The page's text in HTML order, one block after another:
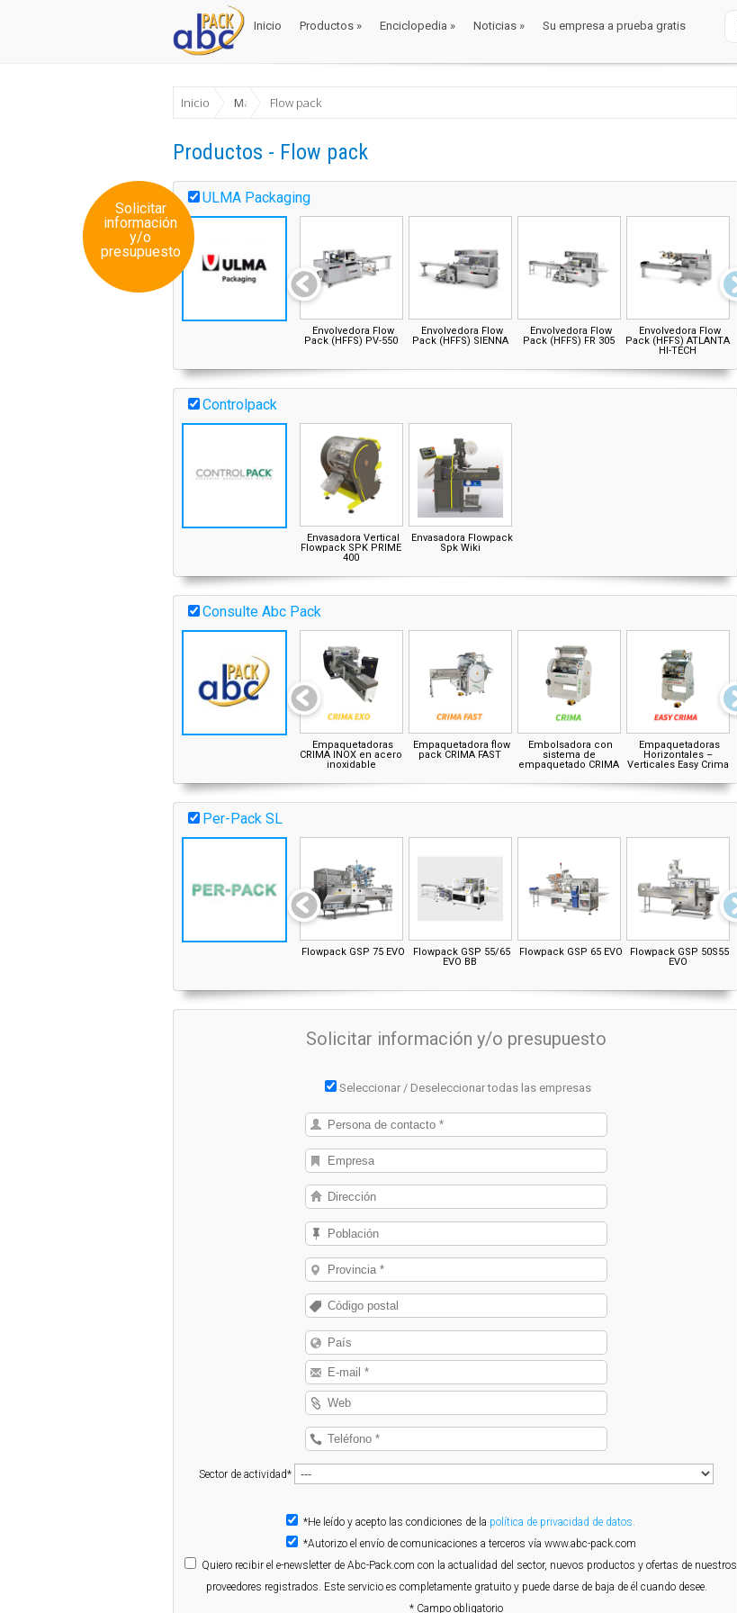
Inicio Productos » Enciclopedia » Noticias » Su empresa a prueba gratis
Inicio Máquinas Envase y Embalaje
Flow pack
Productos - Flow pack
Solicitar
información
y/o
presupuesto
ULMA Packaging
Envolvedora Flow
Pack (HFFS) PV-550
Envolvedora Flow
Pack (HFFS) SIENNA
Envolvedora Flow
Pack (HFFS) FR 305
Envolvedora Flow
Pack (HFFS) ATLANTA
HI-TECH
Controlpack
Envasadora Vertical
Flowpack SPK PRIME
400
Envasadora Flowpack
Spk Wiki
Consulte Abc Pack
Empaquetadoras
CRIMA INOX en acero
inoxidable
Empaquetadora flow
pack CRIMA FAST
Embolsadora con
sistema de
empaquetado CRIMA
Empaquetadoras
Horizontales –
Verticales Easy Crima
Per-Pack SL
Flowpack GSP 75 EVO
Flowpack GSP 55/65
EVO BB
Flowpack GSP 65 EVO
Flowpack GSP 50S55
EVO
Solicitar información y/o presupuesto
Seleccionar / Deseleccionar todas las empresas
Sector de actividad*
*He leído y acepto las condiciones de la política de privacidad de datos.
*Autorizo el envío de comunicaciones a terceros vía www.abc-pack.com
Quiero recibir el e-newsletter de Abc-Pack.com con la actualidad del sector, nuevos productos y ofertas de nuestros
proveedores registrados. Este servicio es completamente gratuito y puede darse de baja de él cuando desee.
* Campo obligatorio